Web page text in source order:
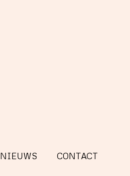
NIEUWS CONTACT